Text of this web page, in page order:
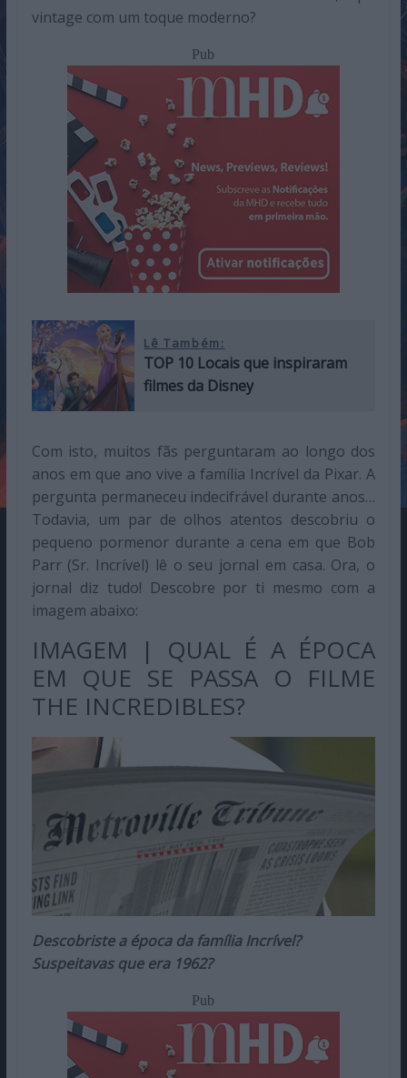
vintage com um toque moderno?
Pub
Lê Também:
TOP 10 Locais que inspiraram
filmes da Disney
Com isto, muitos fãs perguntaram ao longo dos
anos em que ano vive a família Incrível da Pixar. A
pergunta permaneceu indecifrável durante anos…
Todavia, um par de olhos atentos descobriu o
pequeno pormenor durante a cena em que Bob
Parr (Sr. Incrível) lê o seu jornal em casa. Ora, o
jornal diz tudo! Descobre por ti mesmo com a
imagem abaixo:
IMAGEM | QUAL É A ÉPOCA
EM QUE SE PASSA O FILME
THE INCREDIBLES?
Descobriste a época da família Incrível?
Suspeitavas que era 1962?
Pub